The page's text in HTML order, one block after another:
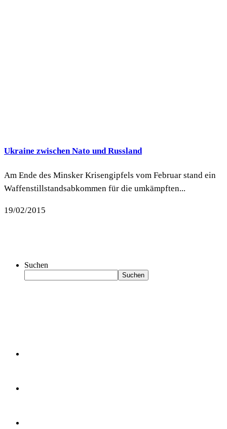
Ukraine zwischen Nato und Russland
Am Ende des Minsker Krisengipfels vom Februar stand ein
Waffenstillstandsabkommen für die umkämpften...
19/02/2015
Suchen
Suchen